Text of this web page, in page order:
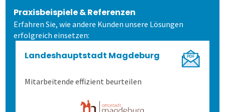
Praxisbeispiele & Referenzen
Erfahren Sie, wie andere Kunden unsere Lösungen
erfolgreich einsetzen:
Landeshauptstadt Magdeburg
Mitarbeitende effizient beurteilen